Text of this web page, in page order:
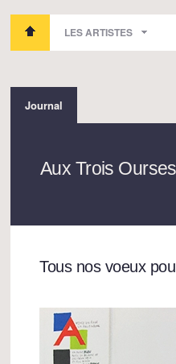
LES ARTISTES
Journal
Aux Trois
Tous nos voeux